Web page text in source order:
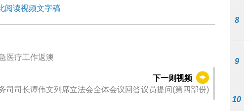
阅读视频文字稿
医疗工作返澳
下一则视频
司司长谭伟文列席立法会全体会议回答议员提问(第四部份)
8
9
10